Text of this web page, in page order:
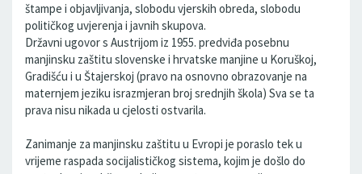
štampe i objavljivanja, slobodu vjerskih obreda, slobodu
političkog uvjerenja i javnih skupova.
Državni ugovor s Austrijom iz 1955. predviđa posebnu
manjinsku zaštitu slovenske i hrvatske manjine u Koruškoj,
Gradišću i u Štajerskoj (pravo na osnovno obrazovanje na
maternjem jeziku israzmjeran broj srednjih škola) Sva se ta
prava nisu nikada u cjelosti ostvarila.
Zanimanje za manjinsku zaštitu u Evropi je poraslo tek u
vrijeme raspada socijalističkog sistema, kojim je došlo do